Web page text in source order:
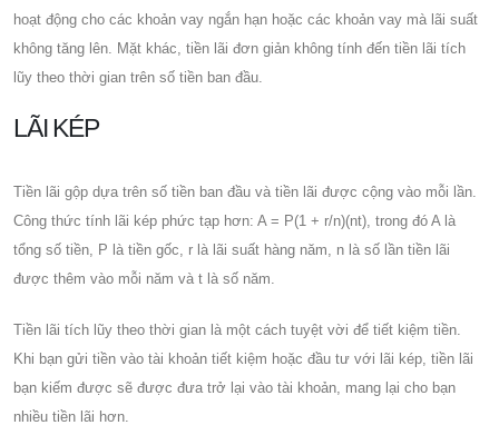
hoạt động cho các khoản vay ngắn hạn hoặc các khoản vay mà lãi suất
không tăng lên. Mặt khác, tiền lãi đơn giản không tính đến tiền lãi tích
lũy theo thời gian trên số tiền ban đầu.
LÃI KÉP
Tiền lãi gộp dựa trên số tiền ban đầu và tiền lãi được cộng vào mỗi lần.
Công thức tính lãi kép phức tạp hơn: A = P(1 + r/n)(nt), trong đó A là
tổng số tiền, P là tiền gốc, r là lãi suất hàng năm, n là số lần tiền lãi
được thêm vào mỗi năm và t là số năm.
Tiền lãi tích lũy theo thời gian là một cách tuyệt vời để tiết kiệm tiền.
Khi bạn gửi tiền vào tài khoản tiết kiệm hoặc đầu tư với lãi kép, tiền lãi
bạn kiếm được sẽ được đưa trở lại vào tài khoản, mang lại cho bạn
nhiều tiền lãi hơn.